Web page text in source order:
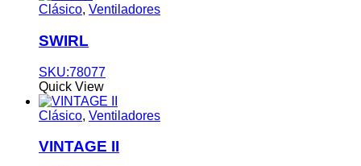
Clásico, Ventiladores
SWIRL
SKU:78077
Quick View
Clásico, Ventiladores
VINTAGE II